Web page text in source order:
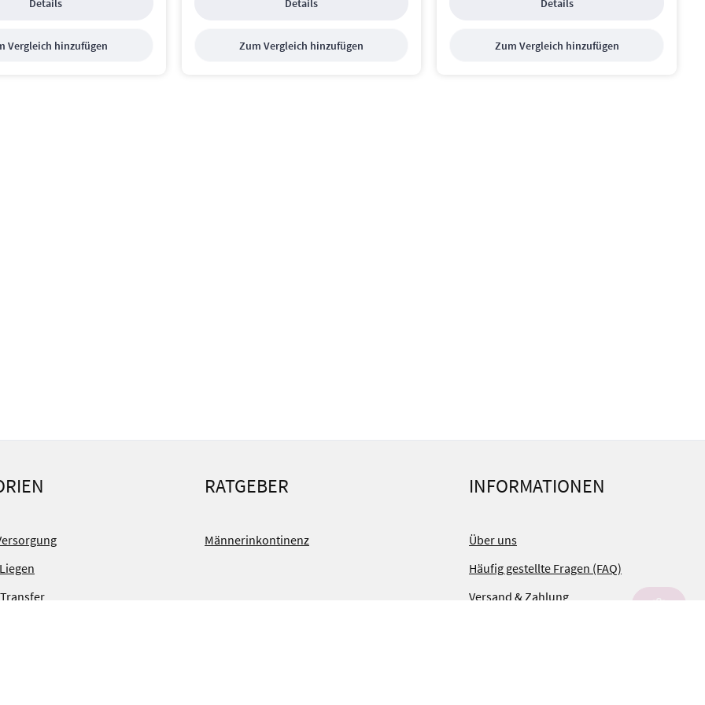
Details
Vergleich hinzufügen
Details
Zum Vergleich hinzufügen
Details
Zum Vergleich hinzufügen
RATGEBER
Männerinkontinenz
INFORMATIONEN
Über uns
Häufig gestellte Fragen (FAQ)
Versand & Zahlung